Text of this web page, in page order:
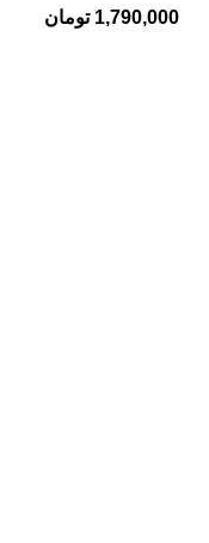
1,790,000 تومان